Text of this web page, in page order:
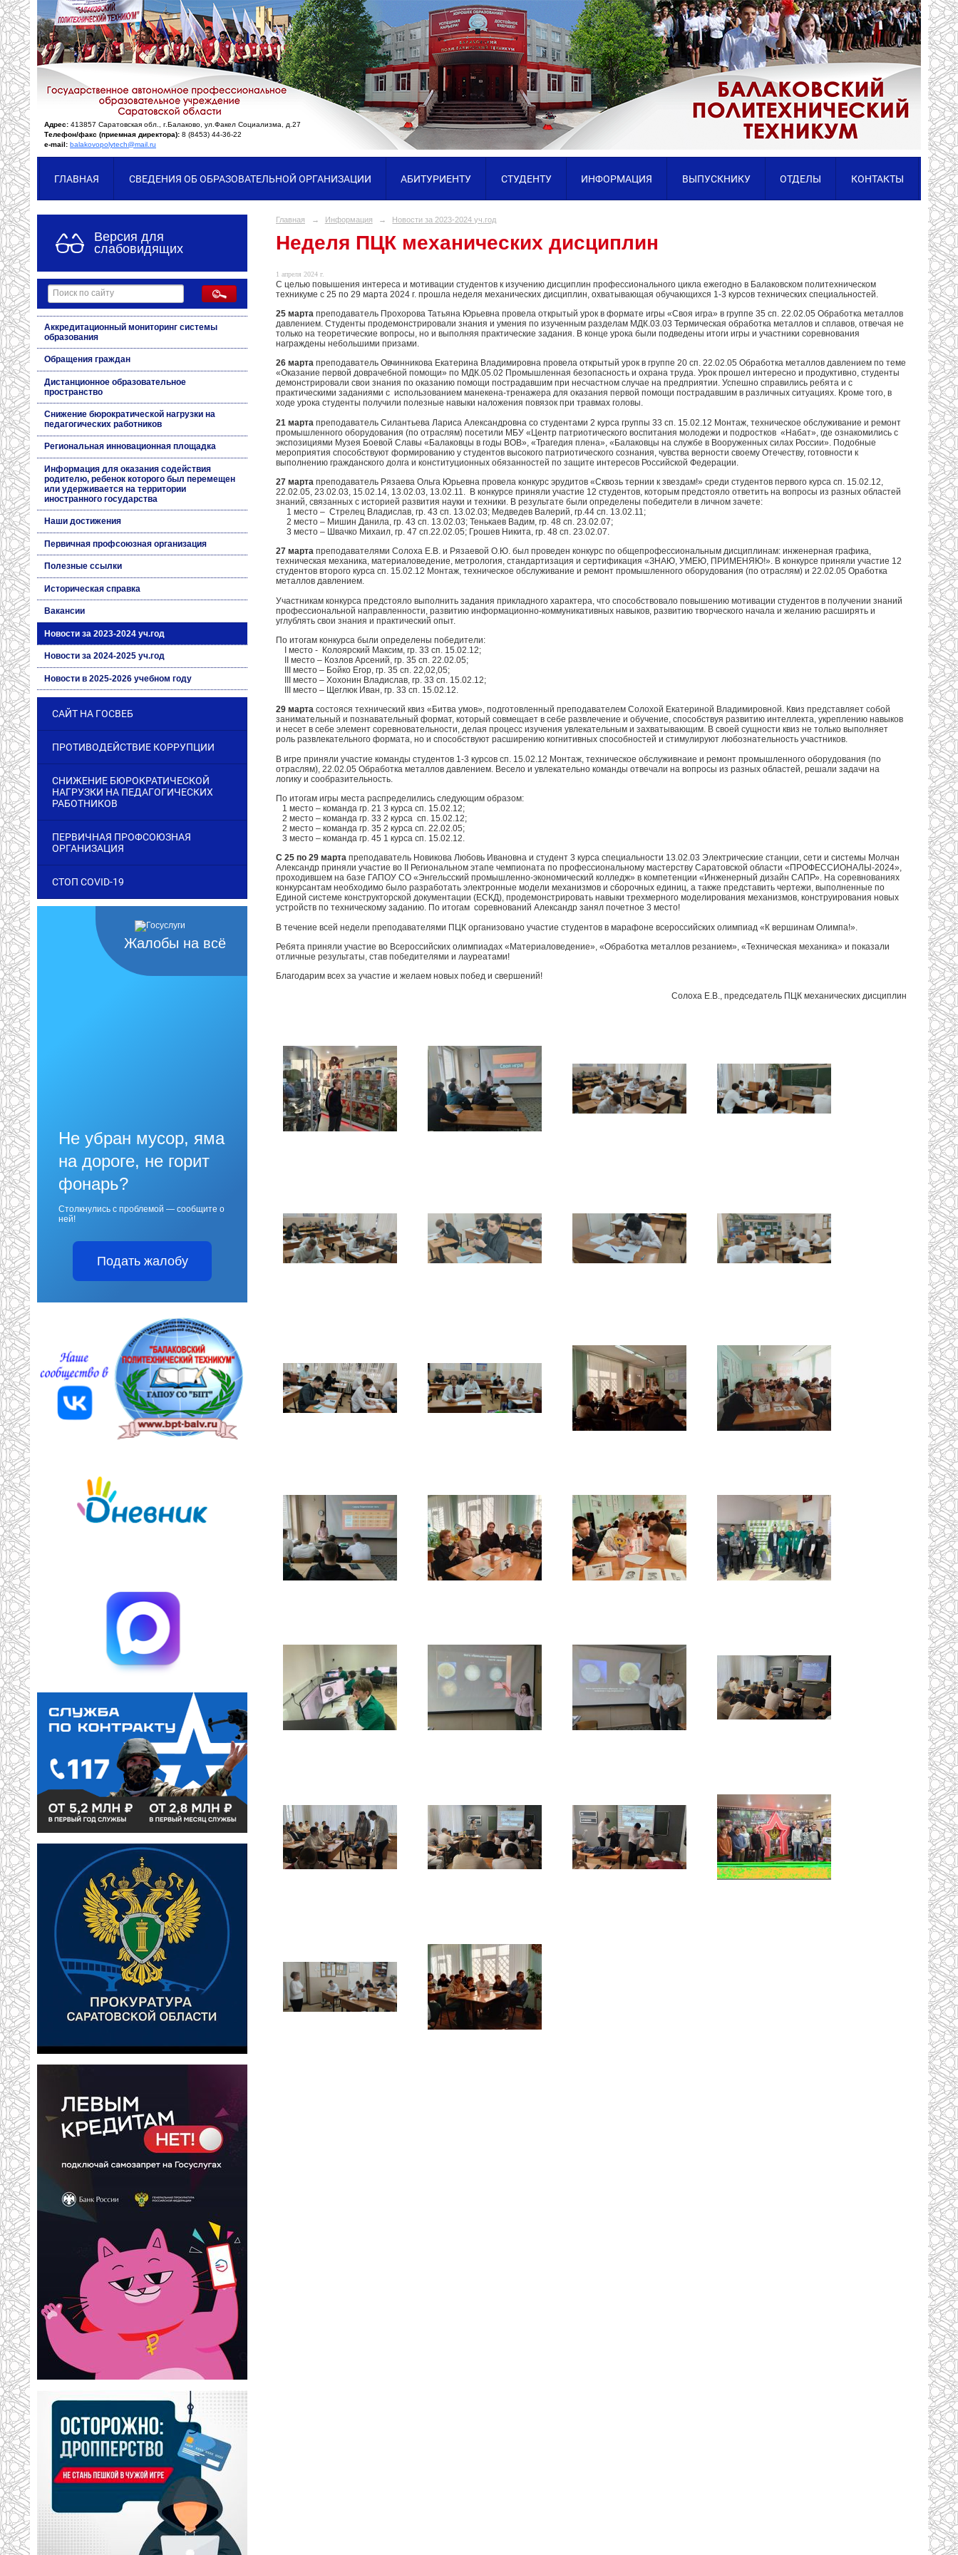
Адрес: 413857 Саратовская обл., г.Балаково, ул.Факел Социализма, д.27
Телефон/факс (приемная директора): 8 (8453) 44-36-22
e-mail: balakovopolytech@mail.ru
ГЛАВНАЯ СВЕДЕНИЯ ОБ ОБРАЗОВАТЕЛЬНОЙ ОРГАНИЗАЦИИ АБИТУРИЕНТУ СТУДЕНТУ ИНФОРМАЦИЯ ВЫПУСКНИКУ ОТДЕЛЫ КОНТАКТЫ
Версия для
слабовидящих
Аккредитационный мониторинг системы
образования
Обращения граждан
Дистанционное образовательное
пространство
Снижение бюрократической нагрузки на
педагогических работников
Региональная инновационная площадка
Информация для оказания содействия
родителю, ребенок которого был перемещен
или удерживается на территории
иностранного государства
Наши достижения
Первичная профсоюзная организация
Полезные ссылки
Историческая справка
Вакансии
Новости за 2023-2024 уч.год
Новости за 2024-2025 уч.год
Новости в 2025-2026 учебном году
САЙТ НА ГОСВЕБ
ПРОТИВОДЕЙСТВИЕ КОРРУПЦИИ
СНИЖЕНИЕ БЮРОКРАТИЧЕСКОЙ
НАГРУЗКИ НА ПЕДАГОГИЧЕСКИХ
РАБОТНИКОВ
ПЕРВИЧНАЯ ПРОФСОЮЗНАЯ
ОРГАНИЗАЦИЯ
СТОП COVID-19
Жалобы на всё
Не убран мусор, яма
на дороге, не горит
фонарь?
Столкнулись с проблемой — сообщите о
ней!
Подать жалобу
Главная → Информация → Новости за 2023-2024 уч.год
Неделя ПЦК механических дисциплин
1 апреля 2024 г.
С целью повышения интереса и мотивации студентов к изучению дисциплин профессионального цикла ежегодно в Балаковском политехническом
техникуме с 25 по 29 марта 2024 г. прошла неделя механических дисциплин, охватывающая обучающихся 1-3 курсов технических специальностей.
25 марта преподаватель Прохорова Татьяна Юрьевна провела открытый урок в формате игры «Своя игра» в группе 35 сп. 22.02.05 Обработка металлов
давлением. Студенты продемонстрировали знания и умения по изученным разделам МДК.03.03 Термическая обработка металлов и сплавов, отвечая не
только на теоретические вопросы, но и выполняя практические задания. В конце урока были подведены итоги игры и участники соревнования
награждены небольшими призами.
26 марта преподаватель Овчинникова Екатерина Владимировна провела открытый урок в группе 20 сп. 22.02.05 Обработка металлов давлением по теме
«Оказание первой доврачебной помощи» по МДК.05.02 Промышленная безопасность и охрана труда. Урок прошел интересно и продуктивно, студенты
демонстрировали свои знания по оказанию помощи пострадавшим при несчастном случае на предприятии. Успешно справились ребята и с
практическими заданиями с использованием манекена-тренажера для оказания первой помощи пострадавшим в различных ситуациях. Кроме того, в
ходе урока студенты получили полезные навыки наложения повязок при травмах головы.
21 марта преподаватель Силантьева Лариса Александровна со студентами 2 курса группы 33 сп. 15.02.12 Монтаж, техническое обслуживание и ремонт
промышленного оборудования (по отраслям) посетили МБУ «Центр патриотического воспитания молодежи и подростков «Набат», где ознакомились с
экспозициями Музея Боевой Славы «Балаковцы в годы ВОВ», «Трагедия плена», «Балаковцы на службе в Вооруженных силах России». Подобные
мероприятия способствуют формированию у студентов высокого патриотического сознания, чувства верности своему Отечеству, готовности к
выполнению гражданского долга и конституционных обязанностей по защите интересов Российской Федерации.
27 марта преподаватель Рязаева Ольга Юрьевна провела конкурс эрудитов «Сквозь тернии к звездам!» среди студентов первого курса сп. 15.02.12,
22.02.05, 23.02.03, 15.02.14, 13.02.03, 13.02.11. В конкурсе приняли участие 12 студентов, которым предстояло ответить на вопросы из разных областей
знаний, связанных с историей развития науки и техники. В результате были определены победители в личном зачете:
1 место – Стрелец Владислав, гр. 43 сп. 13.02.03; Медведев Валерий, гр.44 сп. 13.02.11;
2 место – Мишин Данила, гр. 43 сп. 13.02.03; Тенькаев Вадим, гр. 48 сп. 23.02.07;
3 место – Швачко Михаил, гр. 47 сп.22.02.05; Грошев Никита, гр. 48 сп. 23.02.07.
27 марта преподавателями Солоха Е.В. и Рязаевой О.Ю. был проведен конкурс по общепрофессиональным дисциплинам: инженерная графика,
техническая механика, материаловедение, метрология, стандартизация и сертификация «ЗНАЮ, УМЕЮ, ПРИМЕНЯЮ!». В конкурсе приняли участие 12
студентов второго курса сп. 15.02.12 Монтаж, техническое обслуживание и ремонт промышленного оборудования (по отраслям) и 22.02.05 Оработка
металлов давлением.
Участникам конкурса предстояло выполнить задания прикладного характера, что способствовало повышению мотивации студентов в получении знаний
профессиональной направленности, развитию информационно-коммуникативных навыков, развитию творческого начала и желанию расширять и
углублять свои знания и практический опыт.
По итогам конкурса были определены победители:
I место - Колоярский Максим, гр. 33 сп. 15.02.12;
II место – Козлов Арсений, гр. 35 сп. 22.02.05;
III место – Бойко Егор, гр. 35 сп. 22,02,05;
III место – Хохонин Владислав, гр. 33 сп. 15.02.12;
III место – Щеглюк Иван, гр. 33 сп. 15.02.12.
29 марта состояся технический квиз «Битва умов», подготовленный преподавателем Солохой Екатериной Владимировной. Квиз представляет собой
занимательный и познавательный формат, который совмещает в себе развлечение и обучение, способствуя развитию интеллекта, укреплению навыков
и несет в себе элемент соревновательности, делая процесс изучения увлекательным и захватывающим. В своей сущности квиз не только выполняет
роль развлекательного формата, но и способствуют расширению когнитивных способностей и стимулируют любознательность участников.
В игре приняли участие команды студентов 1-3 курсов сп. 15.02.12 Монтаж, техническое обслуживнаие и ремонт промышленного оборудования (по
отраслям), 22.02.05 Обработка металлов давлением. Весело и увлекательно команды отвечали на вопросы из разных областей, решали задачи на
логику и сообразительность.
По итогам игры места распределились следующим образом:
1 место – команда гр. 21 3 курса сп. 15.02.12;
2 место – команда гр. 33 2 курса сп. 15.02.12;
2 место – команда гр. 35 2 курса сп. 22.02.05;
3 место – команда гр. 45 1 курса сп. 15.02.12.
С 25 по 29 марта преподаватель Новикова Любовь Ивановна и студент 3 курса специальности 13.02.03 Электрические станции, сети и системы Молчан
Александр приняли участие во II Региональном этапе чемпионата по профессиональному мастерству Саратовской области «ПРОФЕССИОНАЛЫ-2024»,
проходившем на базе ГАПОУ СО «Энгельсский промышленно-экономический колледж» в компетенции «Инженерный дизайн САПР». На соревнованиях
конкурсантам необходимо было разработать электронные модели механизмов и сборочных единиц, а также представить чертежи, выполненные по
Единой системе конструкторской документации (ЕСКД), продемонстрировать навыки трехмерного моделирования механизмов, конструирования новых
устройств по техническому заданию. По итогам соревнований Александр занял почетное 3 место!
В течение всей недели преподавателями ПЦК организовано участие студентов в марафоне всероссийских олимпиад «К вершинам Олимпа!».
Ребята приняли участие во Всероссийских олимпиадах «Материаловедение», «Обработка металлов резанием», «Техническая механика» и показали
отличные результаты, став победителями и лауреатами!
Благодарим всех за участие и желаем новых побед и свершений!
Солоха Е.В., председатель ПЦК механических дисциплин